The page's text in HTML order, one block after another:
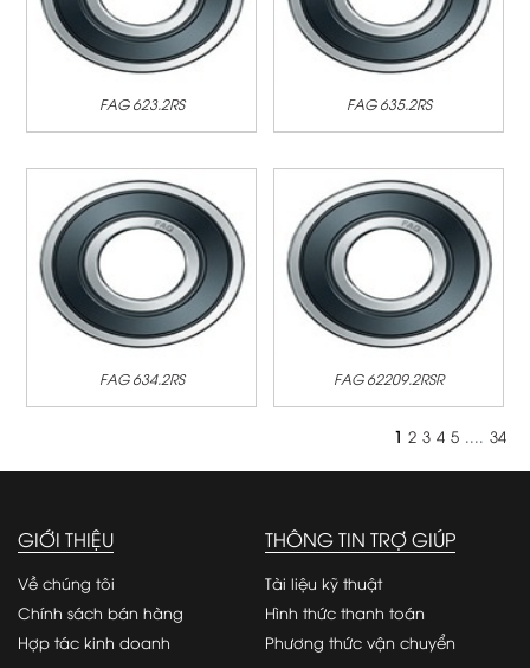
FAG 623.2RS FAG 635.2RS
FAG 634.2RS FAG 62209.2RSR
1 2 3 4 5 .... 34
GIỚI THIỆU
Về chúng tôi
Chính sách bán hàng
Hợp tác kinh doanh
THÔNG TIN TRỢ GIÚP
Tài liệu kỹ thuật
Hình thức thanh toán
Phương thức vận chuyển